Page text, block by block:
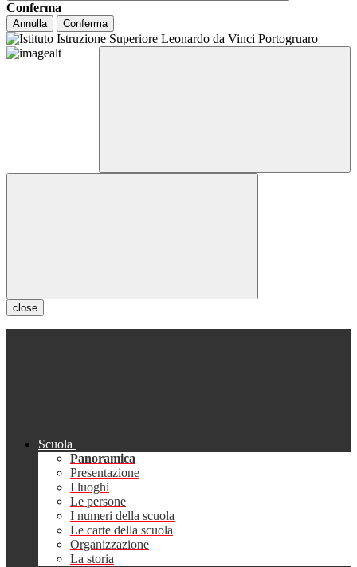
Conferma
Annulla Conferma
close
Scuola
Panoramica
Presentazione
I luoghi
Le persone
I numeri della scuola
Le carte della scuola
Organizzazione
La storia